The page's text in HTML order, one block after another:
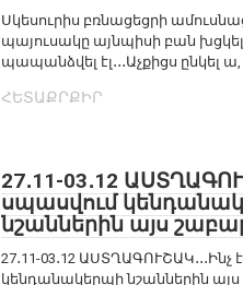
Սկեսուրիս բռնացեցրի
պայուսակը այնպիսի բան
պապանձվել էլ․․․Աչքիցս ընկել ա,
ՀԵՏԱՔՐՔԻՐ
27․11-03․12
սպասվում
նշաններին այս
27․11-03․12
կենդանակերպի նշաններին